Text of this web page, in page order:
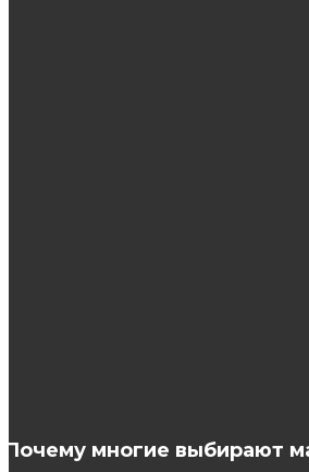
Почему многие выбирают